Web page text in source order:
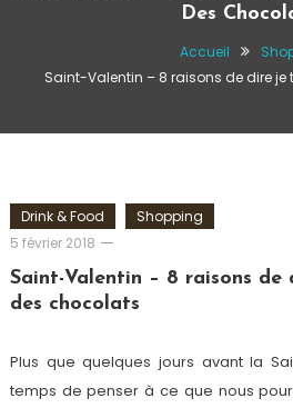
Des
Accueil
Saint-Valentin – 8 raisons de dire
Drink & Food
Shopping
5 février 2018
Romain-
Saint-Valentin – 8 raisons de
des chocolats
Plus que quelques jours avant la
temps de penser à ce que nous